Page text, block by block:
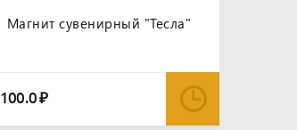
Магнит сувенирный "Тесла"
100.0₽